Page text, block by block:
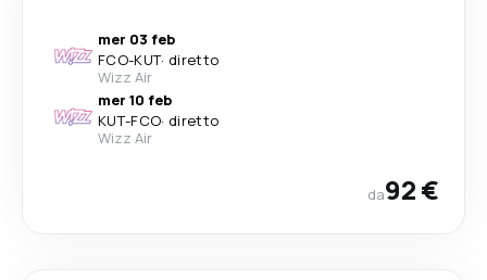
mer 03 feb
FCO-KUT· diretto
Wizz Air
mer 10 feb
KUT-FCO· diretto
Wizz Air
da92 €